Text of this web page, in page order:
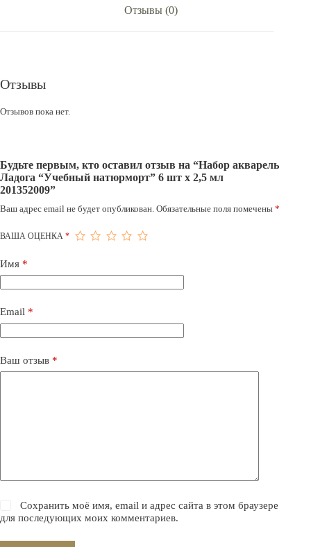
Отзывы (0)
Отзывы
Отзывов пока нет.
Будьте первым, кто оставил отзыв на “Набор акварель
Ладога “Учебный натюрморт” 6 шт х 2,5 мл
201352009”
Ваш адрес email не будет опубликован. Обязательные поля помечены *
ВАША ОЦЕНКА *
Имя *
Email *
Ваш отзыв *
Сохранить моё имя, email и адрес сайта в этом браузере
для последующих моих комментариев.